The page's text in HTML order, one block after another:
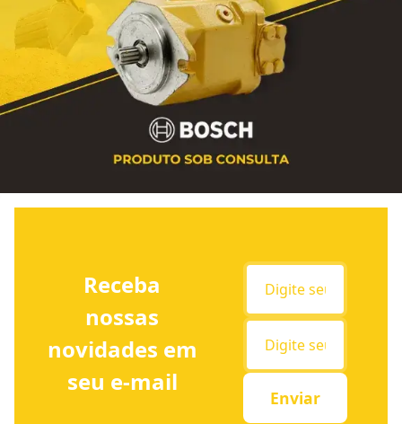
Receba
nossas
novidades em
seu e-mail